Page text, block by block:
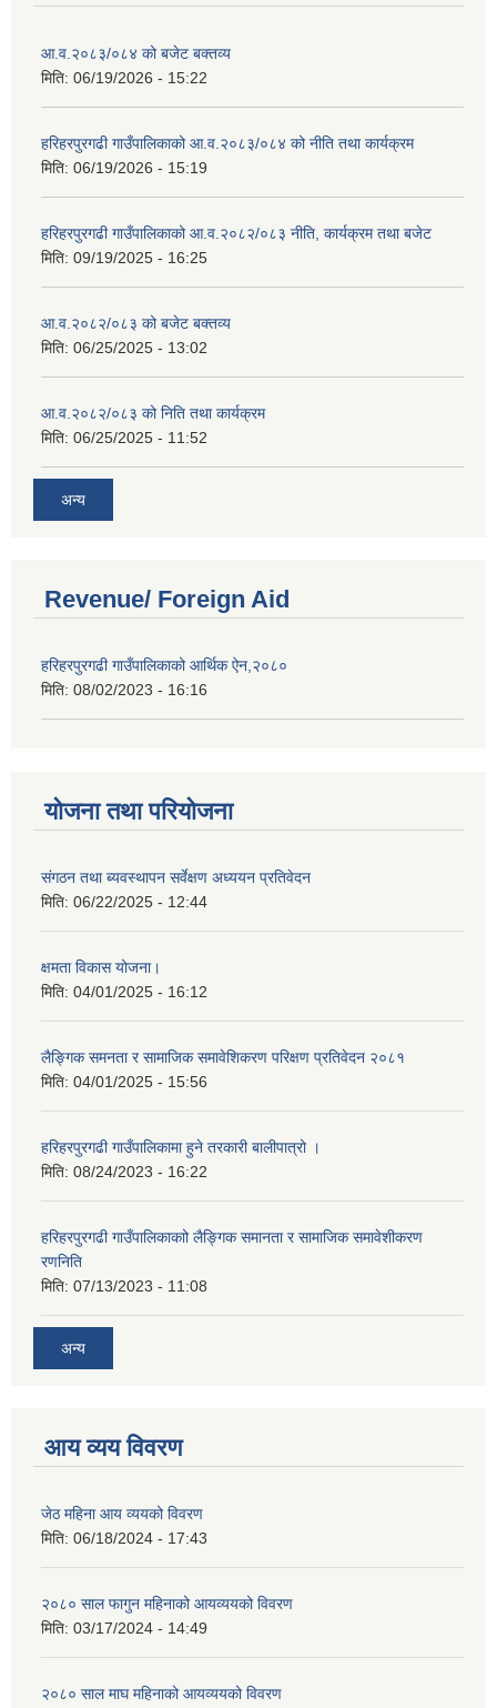
आ.व.२०८३/०८४ को बजेट बक्तव्य
मिति: 06/19/2026 - 15:22
हरिहरपुरगढी गाउँपालिकाको आ.व.२०८३/०८४ को नीति तथा कार्यक्रम
मिति: 06/19/2026 - 15:19
हरिहरपुरगढी गाउँपालिकाको आ.व.२०८२/०८३ नीति, कार्यक्रम तथा बजेट
मिति: 09/19/2025 - 16:25
आ.व.२०८२/०८३ को बजेट बक्तव्य
मिति: 06/25/2025 - 13:02
आ.व.२०८२/०८३ को निति तथा कार्यक्रम
मिति: 06/25/2025 - 11:52
अन्य
Revenue/ Foreign Aid
हरिहरपुरगढी गाउँपालिकाको आर्थिक ऐन,२०८०
मिति: 08/02/2023 - 16:16
योजना तथा परियोजना
संगठन तथा ब्यवस्थापन सर्वेक्षण अध्ययन प्रतिवेदन
मिति: 06/22/2025 - 12:44
क्षमता विकास योजना।
मिति: 04/01/2025 - 16:12
लैङ्गिक समनता र सामाजिक समावेशिकरण परिक्षण प्रतिवेदन २०८१
मिति: 04/01/2025 - 15:56
हरिहरपुरगढी गाउँपालिकामा हुने तरकारी बालीपात्रो ।
मिति: 08/24/2023 - 16:22
हरिहरपुरगढी गाउँपालिकाकाो लैङ्गिक समानता र सामाजिक समावेशीकरण
रणनिति
मिति: 07/13/2023 - 11:08
अन्य
आय व्यय विवरण
जेठ महिना आय व्ययको विवरण
मिति: 06/18/2024 - 17:43
२०८० साल फागुन महिनाको आयव्ययको विवरण
मिति: 03/17/2024 - 14:49
२०८० साल माघ महिनाको आयव्ययको विवरण